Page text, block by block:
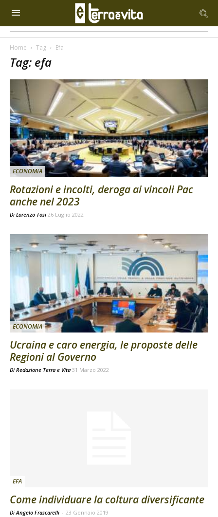
Home Tag Efa
Tag: efa
ECONOMIA
Rotazioni e incolti, deroga ai vincoli Pac
anche nel 2023
Di Lorenzo Tosi 26 Luglio 2022
ECONOMIA
Ucraina e caro energia, le proposte delle
Regioni al Governo
Di Redazione Terra e Vita 31 Marzo 2022
EFA
Come individuare la coltura diversificante
Di Angelo Frascarelli - 23 Gennaio 2019